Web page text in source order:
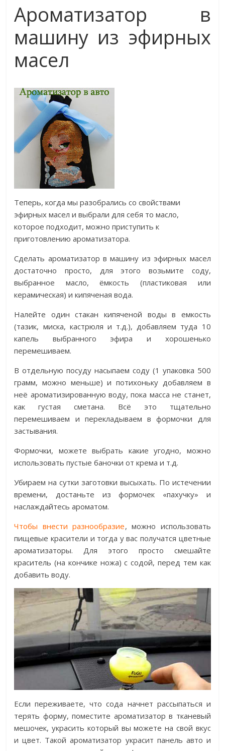
Ароматизатор в
машину из эфирных
масел
Теперь, когда мы разобрались со свойствами
эфирных масел и выбрали для себя то масло,
которое подходит, можно приступить к
приготовлению ароматизатора.
Сделать ароматизатор в машину из эфирных масел
достаточно просто, для этого возьмите соду,
выбранное масло, ёмкость (пластиковая или
керамическая) и кипяченая вода.
Налейте один стакан кипяченой воды в емкость
(тазик, миска, кастрюля и т.д.), добавляем туда 10
капель выбранного эфира и хорошенько
перемешиваем.
В отдельную посуду насыпаем соду (1 упаковка 500
грамм, можно меньше) и потихоньку добавляем в
неё ароматизированную воду, пока масса не станет,
как густая сметана. Всё это тщательно
перемешиваем и перекладываем в формочки для
застывания.
Формочки, можете выбрать какие угодно, можно
использовать пустые баночки от крема и т.д.
Убираем на сутки заготовки высыхать. По истечении
времени, достаньте из формочек «пахучку» и
наслаждайтесь ароматом.
Чтобы внести разнообразие, можно использовать
пищевые красители и тогда у вас получатся цветные
ароматизаторы. Для этого просто смешайте
краситель (на кончике ножа) с содой, перед тем как
добавить воду.
Если переживаете, что сода начнет рассыпаться и
терять форму, поместите ароматизатор в тканевый
мешочек, украсить который вы можете на свой вкус
и цвет. Такой ароматизатор украсит панель авто и